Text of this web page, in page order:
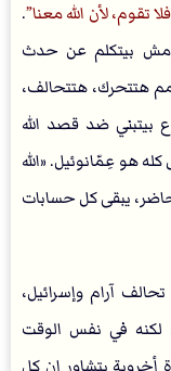
تقوم، لأن الله معنا .
مش بيتكلم عن حدث
هتتحرك، هتتحالف،
ضد قصد الله
هو عِمّانوئيل. «الله
يبقى كل حسابات
آرام وإسرائيل،
لكنه في نفس الوقت